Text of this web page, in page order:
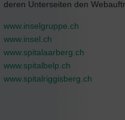
deren Unterseiten den
www.inselgruppe.ch
www.insel.ch
www.spitalaarberg.ch
www.spitalbelp.ch
www.spitalriggisberg.ch